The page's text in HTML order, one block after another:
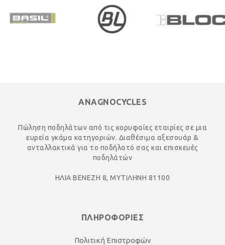
ANAGNOCYCLES
Πώληση ποδηλάτων από τις κορυφαίες εταιρίες σε μια
ευρεία γκάμα κατηγοριών. Διαθέσιμα αξεσουάρ &
ανταλλακτικά για το ποδήλατό σας και επισκευές
ποδηλάτών
ΗΛΙΑ ΒΕΝΕΖΗ 8, ΜΥΤΙΛΗΝΗ 81100
ΠΛΗΡΟΦΟΡΙΕΣ
Πολιτική Επιστροφών